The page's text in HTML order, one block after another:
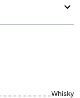
Whisky